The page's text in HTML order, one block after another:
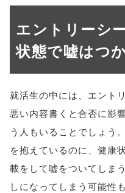
エントリーシ
状態で嘘はつ
就活生の中には、エント
悪い内容書くと合否に影
う人もいることでしょう
を抱えているのに、健康
載をして嘘をついてしま
しになってしまう可能性